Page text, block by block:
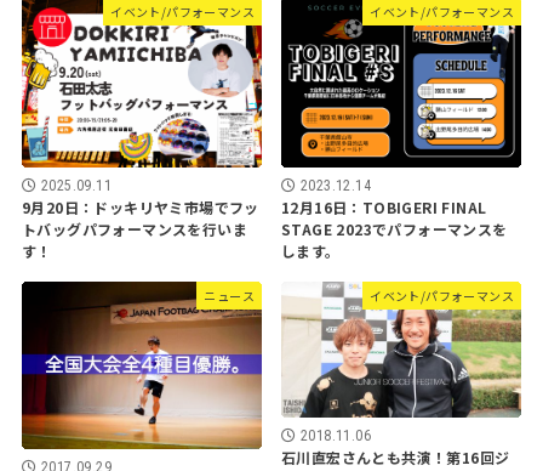
イベント/パフォーマンス
2025.09.11
9月20日：ドッキリヤミ市場でフッ
トバッグパフォーマンスを行いま
す！
イベント/パフォーマンス
2023.12.14
12月16日：TOBIGERI FINAL
STAGE 2023でパフォーマンスを
します。
ニュース イベント/パフォーマンス
2018.11.06
石川直宏さんとも共演！第16回ジ